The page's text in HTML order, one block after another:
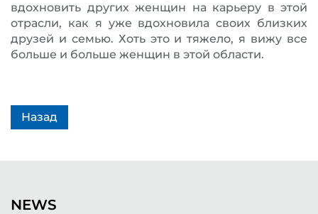
вдохновить других женщин на карьеру в этой
отрасли, как я уже вдохновила своих близких
друзей и семью. Хоть это и тяжело, я вижу все
больше и больше женщин в этой области.
Назад
NEWS